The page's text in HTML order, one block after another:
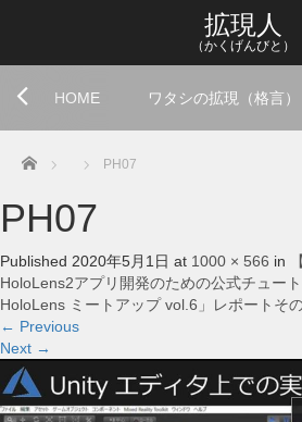
拡現人
（かくげんびと）
HOME ワタシの拡現（格言）
Home PH07
PH07
Published 2020年5月1日 at 1000 × 566 in
HoloLens2アプリ開発のための公式チュー
HoloLens ミートアップ vol.6」レポートそ
← Previous
Next →